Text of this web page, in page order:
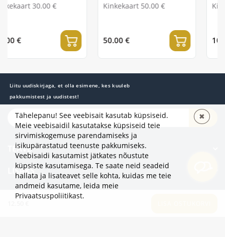
€ Kinkekaart 50.00 €
50.00 €
Kinkekaart 100.00
100.00 €
Liitu uudiskirjaga, et olla esimene, kes kuuleb
pakkumistest ja uudistest!
TELLI
TEAVE
LISAKS
KATEGOORIAD
Tähelepanu! See veebisait kasutab küpsiseid.
Meie veebisaidil kasutatakse küpsiseid teie
sirvimiskogemuse parendamiseks ja
isikupärastatud teenuste pakkumiseks.
Veebisaidi kasutamist jätkates nõustute
küpsiste kasutamisega. Te saate neid seadeid
hallata ja lisateavet selle kohta, kuidas me teie
andmeid kasutame, leida meie
Privaatsuspoliitikast.
✖